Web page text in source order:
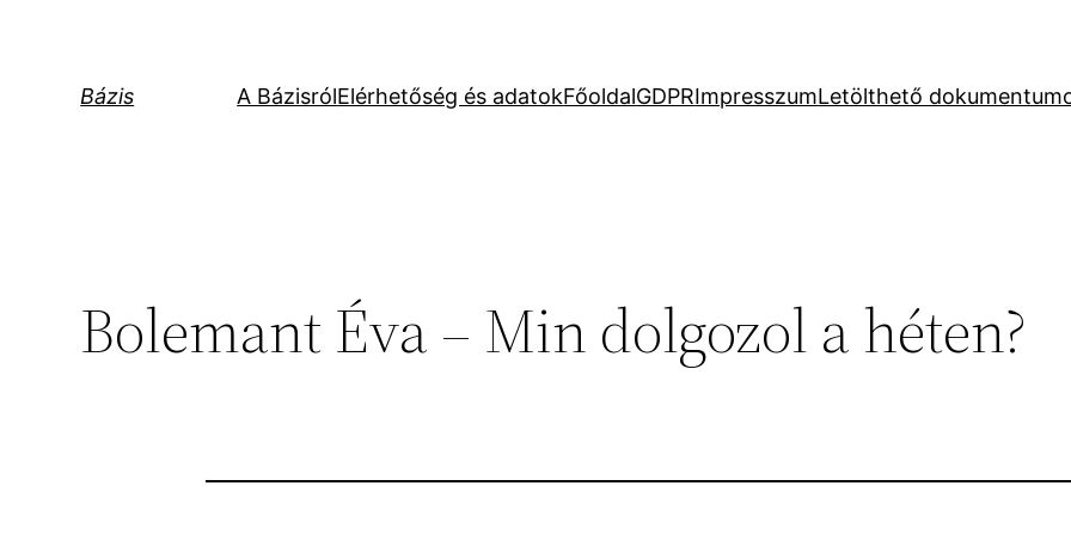
tartalomhoz
Bázis A BázisrólElérhetőség és adatokFőoldalGDPRImpresszumLetölthető
Bolemant Éva – Min dolgozol a héten?